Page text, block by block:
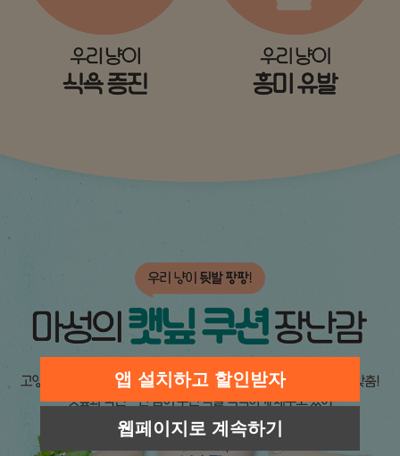
앱 설치하고 할인받자
웹페이지로 계속하기